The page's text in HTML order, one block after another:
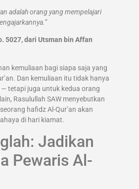
adalah orang yang mempelajari
5027, dari Utsman bin Affan
kemuliaan bagi siapa saja yang
Dan kemuliaan itu tidak hanya
tetapi juga untuk kedua orang
Rasulullah SAW menyebutkan
hafidz Al-Qur’an akan
di hari kiamat.
Jadikan
Pewaris Al-